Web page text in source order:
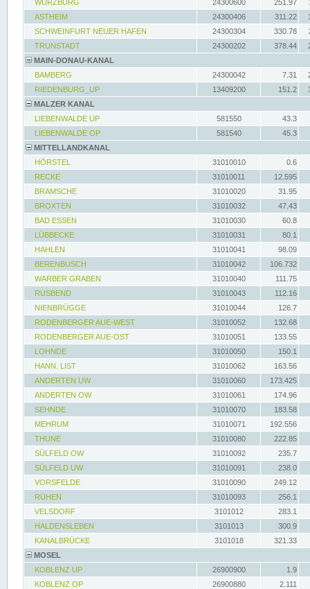
WÜRZBURG 24300600 251.97
ASTHEIM
24300406 311.22
SCHWEINFURT NEUER HAFEN
24300304 330.78
TRUNSTADT
24300202 378.44
MAIN-DONAU-KANAL
BAMBERG
24300042 7.31
RIEDENBURG_UP
13409200 151.2
MALZER KANAL
LIEBENWALDE UP
581550
43.3
LIEBENWALDE OP
581540
45.3
MITTELLANDKANAL
HÖRSTEL
31010010
0.6
RECKE
31010011
12.595
BRAMSCHE
31010020
31.95
BROXTEN
31010032
47.43
BAD ESSEN
31010030
60.8
LÜBBECKE
31010031
80.1
HAHLEN
31010041
98.09
BERENBUSCH
31010042
106.732
WARBER GRABEN
31010040
111.75
RUSBEND
31010043
112.16
NIENBRÜGGE
31010044
126.7
RODENBERGER AUE-WEST
31010052
132.68
RODENBERGER AUE-OST
31010051
133.55
LOHNDE
31010050
150.1
HANN. LIST
31010062
163.56
ANDERTEN UW
31010060
173.425
ANDERTEN OW
31010061
174.96
SEHNDE
31010070
183.58
MEHRUM
31010071
192.556
THUNE
31010080
222.85
SÜLFELD OW
31010092
235.7
SÜLFELD UW
31010091
238.0
VORSFELDE
31010090
249.12
RÜHEN
31010093
256.1
VELSDORF
3101012
283.1
HALDENSLEBEN
3101013
300.9
KANALBRÜCKE
3101018
321.33
MOSEL
KOBLENZ UP
26900900
1.9
KOBLENZ OP
26900880
2.111